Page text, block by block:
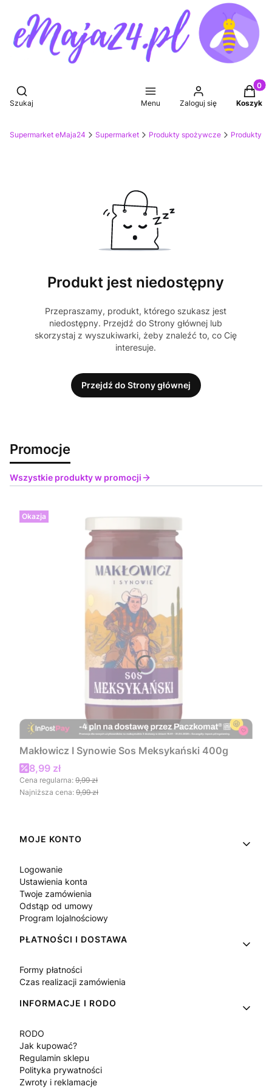
Otwórz wyszukiwarkę
Szukaj Menu Zaloguj się Koszyk
Supermarket eMaja24 Supermarket Produkty spożywcze Produkty
Produkt jest niedostępny
Przepraszamy, produkt, którego szukasz jest
niedostępny. Przejdź do Strony głównej lub
skorzystaj z wyszukiwarki, żeby znaleźć to, co Cię
interesuje.
Przejdź do Strony głównej
Promocje
Wszystkie produkty w promocji
Okazja
Makłowicz I Synowie Sos Meksykański 400g
Cena promocyjna
8,99 zł
Cena regularna: 9,99 zł
Najniższa cena: 9,99 zł
Linki w stopce
MOJE KONTO
Logowanie
Ustawienia konta
Twoje zamówienia
Odstąp od umowy
Program lojalnościowy
PŁATNOŚCI I DOSTAWA
Formy płatności
Czas realizacji zamówienia
INFORMACJE I RODO
RODO
Jak kupować?
Regulamin sklepu
Polityka prywatności
Zwroty i reklamacje